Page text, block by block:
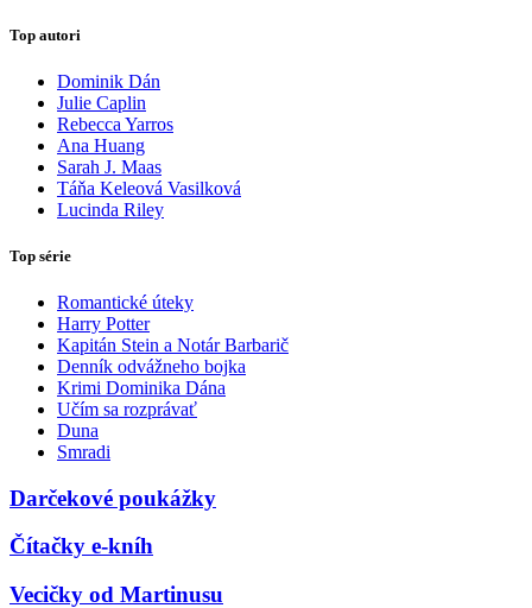
Top autori
Dominik Dán
Julie Caplin
Rebecca Yarros
Ana Huang
Sarah J. Maas
Táňa Keleová Vasilková
Lucinda Riley
Top série
Romantické úteky
Harry Potter
Kapitán Stein a Notár Barbarič
Denník odvážneho bojka
Krimi Dominika Dána
Učím sa rozprávať
Duna
Smradi
Darčekové poukážky
Čítačky e-kníh
Vecičky od Martinusu